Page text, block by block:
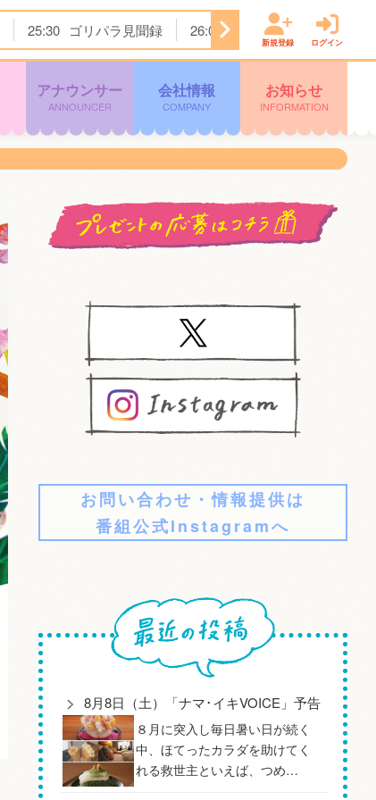
25:30 ゴリパラ見聞録 26:00 テレビショッピング
新規登録 ログイン
アナウンサー
ANNOUNCER
会社情報
COMPANY
お知らせ
INFORMATION
お問い合わせ・情報提供は
番組公式Instagramへ
8月8日（土）「ナマ･イキVOICE」予告
８月に突入し毎日暑い日が続く
中、ほてったカラダを助けてく
れる救世主といえば、つめ…